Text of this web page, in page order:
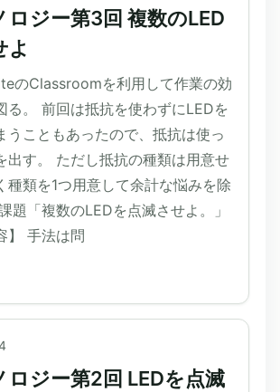
ロジー第3回 複数のLED
よ
のClassroomを利用して作業の効
る。 前回は抵抗を使わずにLEDを
うこともあったので、抵抗は使っ
出す。 ただし抵抗の種類は用意せ
種類を1つ用意して余計な悩みを除
題「複数のLEDを点滅させよ。」
】 手法は問
ロジー第2回 LEDを点滅